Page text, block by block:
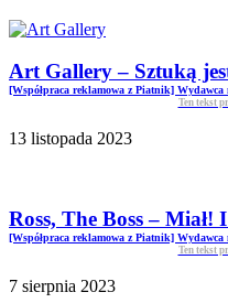
Art Gallery – Sztuką
[Współpraca reklamowa z Piatnik] Wydawca
Ten tekst
13 listopada 2023
Ross, The Boss –
[Współpraca reklamowa z Piatnik] Wydawca
Ten tekst
7 sierpnia 2023